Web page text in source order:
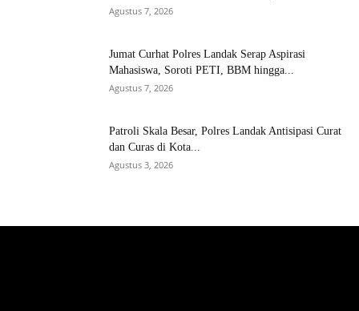
Agustus 7, 2026
Jumat Curhat Polres Landak Serap Aspirasi
Mahasiswa, Soroti PETI, BBM hingga...
Agustus 7, 2026
Patroli Skala Besar, Polres Landak Antisipasi Curat
dan Curas di Kota...
Agustus 3, 2026